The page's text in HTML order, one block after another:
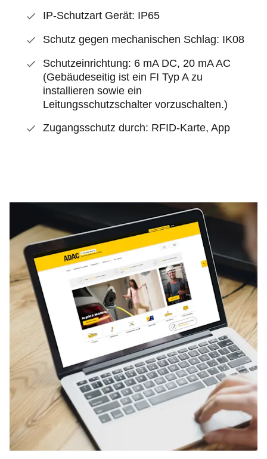
IP-Schutzart Gerät: IP65
Schutz gegen mechanischen Schlag: IK08
Schutzeinrichtung: 6 mA DC, 20 mA AC
(Gebäudeseitig ist ein FI Typ A zu
installieren sowie ein
Leitungsschutzschalter vorzuschalten.)
Zugangsschutz durch: RFID-Karte, App